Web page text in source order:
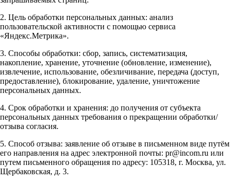
2. Цель обработки персональных данных: анализ
пользовательской активности с помощью сервиса
«Яндекс.Метрика».
3. Способы обработки: сбор, запись, систематизация,
накопление, хранение, уточнение (обновление, изменение),
извлечение, использование, обезличивание, передача (доступ,
предоставление), блокирование, удаление, уничтожение
персональных данных.
4. Срок обработки и хранения: до получения от субъекта
персональных данных требования о прекращении обработки/
отзыва согласия.
5. Способ отзыва: заявление об отзыве в письменном виде путём
его направления на адрес электронной почты: pr@incom.ru или
путем письменного обращения по адресу: 105318, г. Москва, ул.
Щербаковская, д. 3.